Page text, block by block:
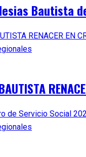
Bautista